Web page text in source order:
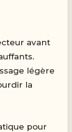
avant
légère
la
pour